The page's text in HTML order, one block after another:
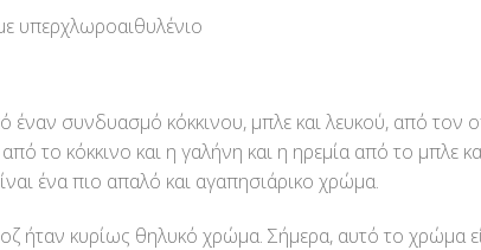
υπερχλωροαιθυλένιο
έναν συνδυασμό κόκκινου, μπλε και λευκού, από τον
το κόκκινο και η γαλήνη και η ηρεμία από το
ένα πιο απαλό και αγαπησιάρικο χρώμα.
ήταν κυρίως θηλυκό χρώμα. Σήμερα, αυτό το χρώμα